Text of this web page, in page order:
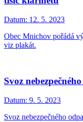
Datum: 12. 5. 2023
Obec Mnichov pořádá
viz plakát.
Svoz
Datum: 9. 5. 2023
Svoz nebezpečného